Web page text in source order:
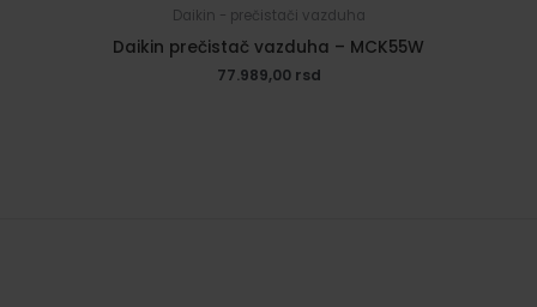
Daikin - prečistači vazduha
Daikin prečistač vazduha – MCK55W
77.989,00 rsd